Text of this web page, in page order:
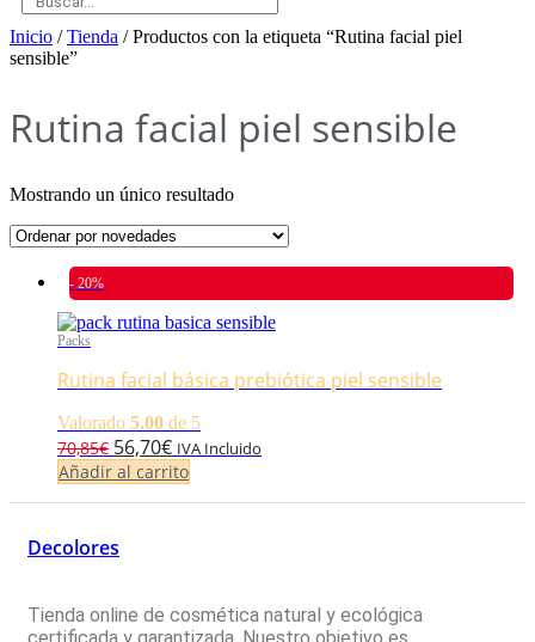
Inicio /Tienda / Productos con la etiqueta “Rutina facial piel
sensible”
Rutina facial piel sensible
Mostrando un único resultado
- 20%
Packs
Rutina facial básica prebiótica piel sensible
Valorado 5.00 de 5
70,85€ El
precio
original
70,85€.
56,70€El
precio
actual
IVA Incluido
Añadir al carrito
Decolores
Tienda online de cosmética natural y ecológica